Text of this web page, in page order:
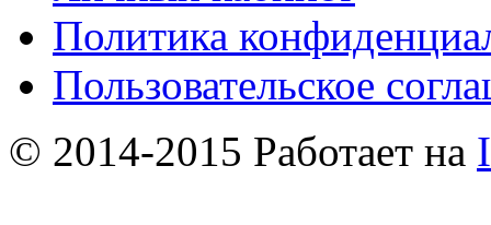
Политика
Пользовательское
© 2014-2015 Работает на